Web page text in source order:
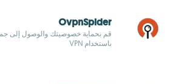
OvpnSpider
قم بحماية خصوصيتك والوصول إلى
باستخدام VPN